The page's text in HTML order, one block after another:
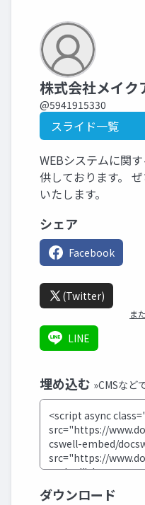
株式会社メイク
@5941915330
スライド一覧
WEBシステムに関
供しております。
いたします。
シェア
Facebook
(Twitter)
ま
LINE
埋め込む »CMSなど
ダウンロード